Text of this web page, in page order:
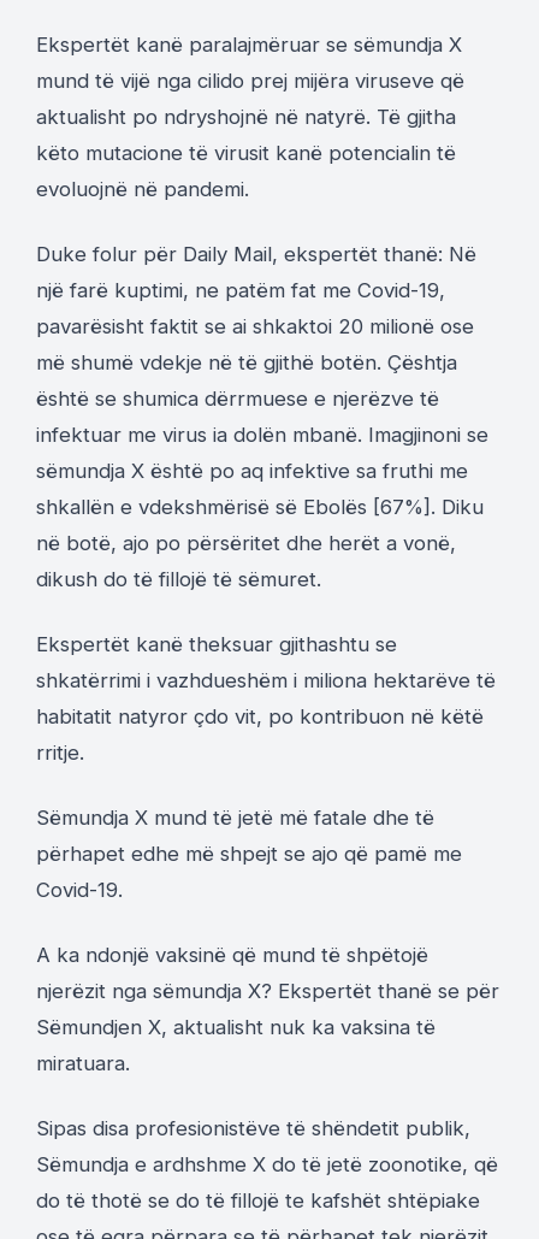
Ekspertët kanë paralajmëruar se sëmundja X
mund të vijë nga cilido prej mijëra viruseve që
aktualisht po ndryshojnë në natyrë. Të gjitha
këto mutacione të virusit kanë potencialin të
evoluojnë në pandemi.
Duke folur për Daily Mail, ekspertët thanë: Në
një farë kuptimi, ne patëm fat me Covid-19,
pavarësisht faktit se ai shkaktoi 20 milionë ose
më shumë vdekje në të gjithë botën. Çështja
është se shumica dërrmuese e njerëzve të
infektuar me virus ia dolën mbanë. Imagjinoni se
sëmundja X është po aq infektive sa fruthi me
shkallën e vdekshmërisë së Ebolës [67%]. Diku
në botë, ajo po përsëritet dhe herët a vonë,
dikush do të fillojë të sëmuret.
Ekspertët kanë theksuar gjithashtu se
shkatërrimi i vazhdueshëm i miliona hektarëve të
habitatit natyror çdo vit, po kontribuon në këtë
rritje.
Sëmundja X mund të jetë më fatale dhe të
përhapet edhe më shpejt se ajo që pamë me
Covid-19.
A ka ndonjë vaksinë që mund të shpëtojë
njerëzit nga sëmundja X? Ekspertët thanë se për
Sëmundjen X, aktualisht nuk ka vaksina të
miratuara.
Sipas disa profesionistëve të shëndetit publik,
Sëmundja e ardhshme X do të jetë zoonotike, që
do të thotë se do të fillojë te kafshët shtëpiake